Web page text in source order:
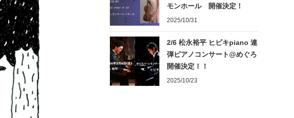
モンホール 開催決定！
2025/10/31
2/6 松永裕平 ヒビキpiano 連
弾ピアノコンサート@めぐろ
開催決定！！
2025/10/23